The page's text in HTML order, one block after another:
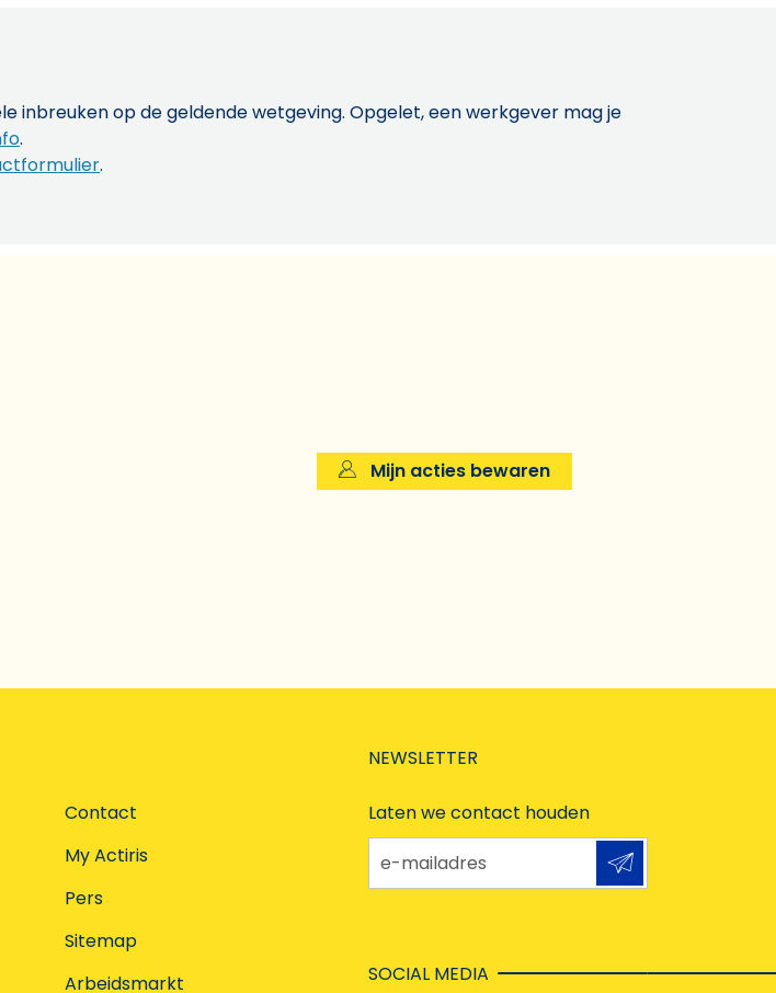
inbreuken op de geldende wetgeving. Opgelet, een werkgever mag je
.
.
Mijn acties bewaren
Contact
My Actiris
Pers
Sitemap
Arbeidsmarkt
NEWSLETTER
Laten we contact houden
e-mailadres
SOCIAL MEDIA